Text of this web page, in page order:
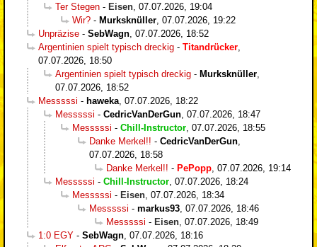
Ter Stegen - Eisen, 07.07.2026, 19:04
Wir? - Murksknüller, 07.07.2026, 19:22
Unpräzise - SebWagn, 07.07.2026, 18:52
Argentinien spielt typisch dreckig - Titandrücker,
07.07.2026, 18:50
Argentinien spielt typisch dreckig - Murksknüller,
07.07.2026, 18:52
Messsssi - haweka, 07.07.2026, 18:22
Messsssi - CedricVanDerGun, 07.07.2026, 18:47
Messsssi - Chill-Instructor, 07.07.2026, 18:55
Danke Merkel!! - CedricVanDerGun,
07.07.2026, 18:58
Danke Merkel!! - PePopp, 07.07.2026, 19:14
Messsssi - Chill-Instructor, 07.07.2026, 18:24
Messsssi - Eisen, 07.07.2026, 18:34
Messsssi - markus93, 07.07.2026, 18:46
Messsssi - Eisen, 07.07.2026, 18:49
1:0 EGY - SebWagn, 07.07.2026, 18:16